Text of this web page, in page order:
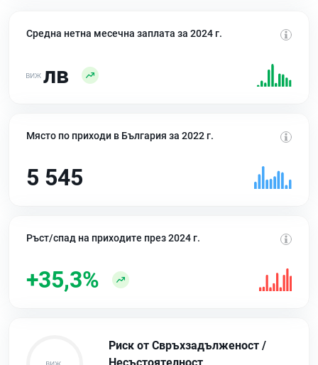
Средна нетна месечна заплата за 2024 г.
лв
Място по приходи в България за 2022 г.
5 545
Ръст/спад на приходите през 2024 г.
+35,3%
Риск от Свръхзадълженост /